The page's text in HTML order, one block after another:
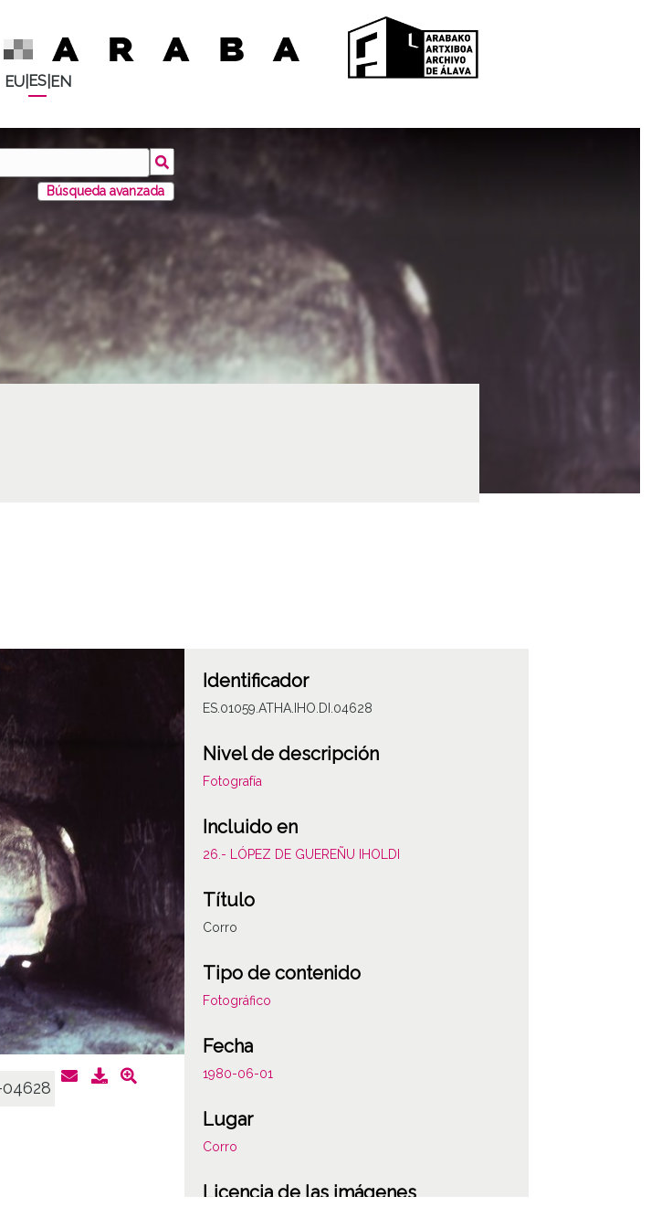
EU| ES| EN
Búsqueda avanzada
Identificador
ES.01059.ATHA.IHO.DI.04628
Nivel de descripción
Fotografía
Incluido en
26.- LÓPEZ DE GUEREÑU IHOLDI
Título
Corro
Tipo de contenido
Fotográfico
Fecha
1980-06-01
Lugar
Corro
Licencia de las imágenes